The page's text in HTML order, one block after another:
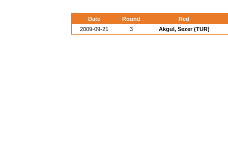
Date Round
Red
2009-09-21
3 Akgul, Sezer (TUR)